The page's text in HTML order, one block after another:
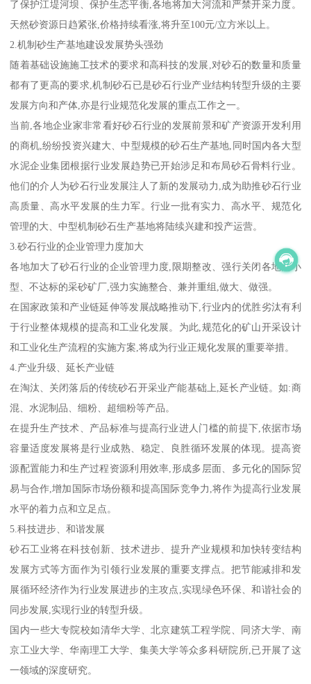
了保护江堤河坝、保护生态平衡,各地将加大河流和严禁开采力度。
天然砂资源日趋紧张,价格持续看涨,将升至100元/立方米以上。
2.机制砂生产基地建设发展势头强劲
随着基础设施施工技术的要求和高科技的发展,对砂石的数量和质量
都有了更高的要求,机制砂石已是砂石行业产业结构转型升级的主要
发展方向和产体,亦是行业规范化发展的重点工作之一。
当前,各地企业家非常看好砂石行业的发展前景和矿产资源开发利用
的商机,纷纷投资兴建大、中型规模的砂石生产基地,同时国内各大型
水泥企业集团根据行业发展趋势已开始涉足和布局砂石骨料行业。
他们的介人为砂石行业发展注人了新的发展动力,成为助推砂石行业
高质量、高水平发展的生力军。行业一批有实力、高水平、规范化
管理的大、中型机制砂石生产基地将陆续兴建和投产运营。
3.砂石行业的企业管理力度加大
各地加大了砂石行业的企业管理力度,限期整改、强行关闭各地的小
型、不达标的采砂矿厂,强力实施整合、兼并重组,做大、做强。
在国家政策和产业链延伸等发展战略推动下,行业内的优胜劣汰有利
于行业整体规模的提高和工业化发展。为此,规范化的矿山开采设计
和工业化生产流程的实施方案,将成为行业正规化发展的重要举措。
4.产业升级、延长产业链
在淘汰、关闭落后的传统砂石开采业产能基础上,延长产业链。如:商
混、水泥制品、细粉、超细粉等产品。
在提升生产技术、产品标准与提高行业进人门槛的前提下,依据市场
容量适度发展将是行业成熟、稳定、良胜循环发展的体现。提高资
源配置能力和生产过程资源利用效率,形成多层面、多元化的国际贸
易与合作,增加国际市场份额和提高国际竞争力,将作为提高行业发展
水平的着力点和立足点。
5.科技进步、和谐发展
砂石工业将在科技创新、技术进步、提升产业规模和加快转变结构
发展方式等方面作为引领行业发展的重要支撑点。把节能减排和发
展循环经济作为行业发展进步的主攻点,实现绿色环保、和谐社会的
同步发展,实现行业的转型升级。
国内一些大专院校如清华大学、北京建筑工程学院、同济大学、南
京工业大学、华南理工大学、集美大学等众多科研院所,已开展了这
一领域的深度研究。